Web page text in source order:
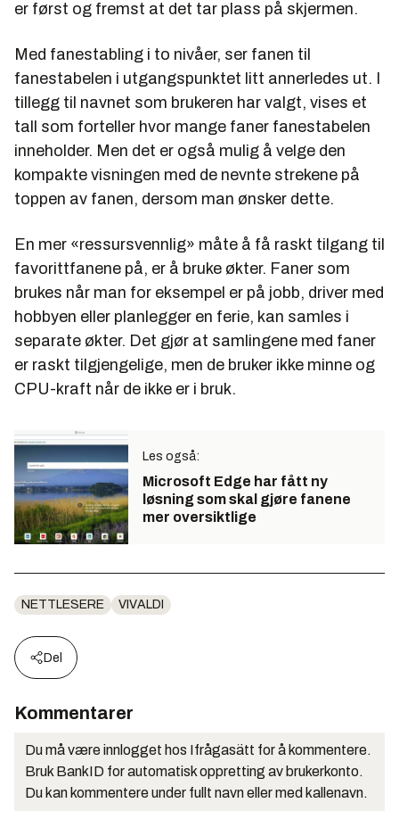
er først og fremst at det tar plass på skjermen.
Med fanestabling i to nivåer, ser fanen til
fanestabelen i utgangspunktet litt annerledes ut. I
tillegg til navnet som brukeren har valgt, vises et
tall som forteller hvor mange faner fanestabelen
inneholder. Men det er også mulig å velge den
kompakte visningen med de nevnte strekene på
toppen av fanen, dersom man ønsker dette.
En mer «ressursvennlig» måte å få raskt tilgang til
favorittfanene på, er å bruke økter. Faner som
brukes når man for eksempel er på jobb, driver med
hobbyen eller planlegger en ferie, kan samles i
separate økter. Det gjør at samlingene med faner
er raskt tilgjengelige, men de bruker ikke minne og
CPU-kraft når de ikke er i bruk.
Les også:
Microsoft Edge har fått ny
løsning som skal gjøre fanene
mer oversiktlige
NETTLESERE VIVALDI
Del
Kommentarer
Du må være innlogget hos Ifrågasätt for å kommentere.
Bruk BankID for automatisk oppretting av brukerkonto.
Du kan kommentere under fullt navn eller med kallenavn.